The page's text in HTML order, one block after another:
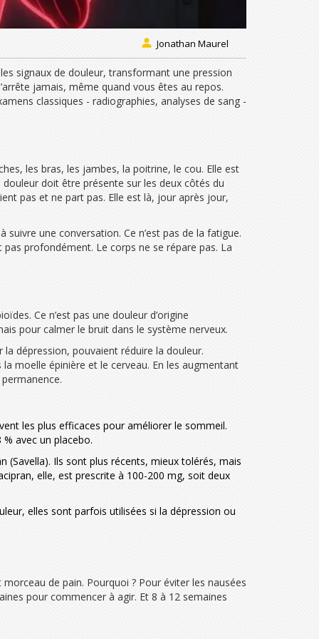
Jonathan Maurel
signaux de douleur, transformant une pression
jamais, même quand vous êtes au repos.
classiques - radiographies, analyses de sang -
les bras, les jambes, la poitrine, le cou. Elle est
doit être présente sur les deux côtés du
pas et ne part pas. Elle est là, jour après jour,
une conversation. Ce n’est pas de la fatigue.
profondément. Le corps ne se répare pas. La
Ce n’est pas une douleur d’origine
pour calmer le bruit dans le système nerveux.
dépression, pouvaient réduire la douleur.
moelle épinière et le cerveau. En les augmentant
les plus efficaces pour améliorer le sommeil.
avec un placebo.
(Savella). Ils sont plus récents, mieux tolérés, mais
elle, est prescrite à 100-200 mg, soit deux
elles sont parfois utilisées si la dépression ou
de pain. Pourquoi ? Pour éviter les nausées
pour commencer à agir. Et 8 à 12 semaines